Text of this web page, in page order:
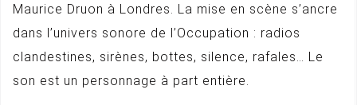
Maurice Druon à Londres. La mise en scène s’ancre
dans l’univers sonore de l’Occupation : radios
clandestines, sirènes, bottes, silence, rafales… Le
son est un personnage à part entière.